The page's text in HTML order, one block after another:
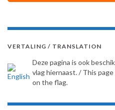
VERTALING / TRANSLATION
Deze pagina is ook
vlag hiernaast. / This page
on the flag.